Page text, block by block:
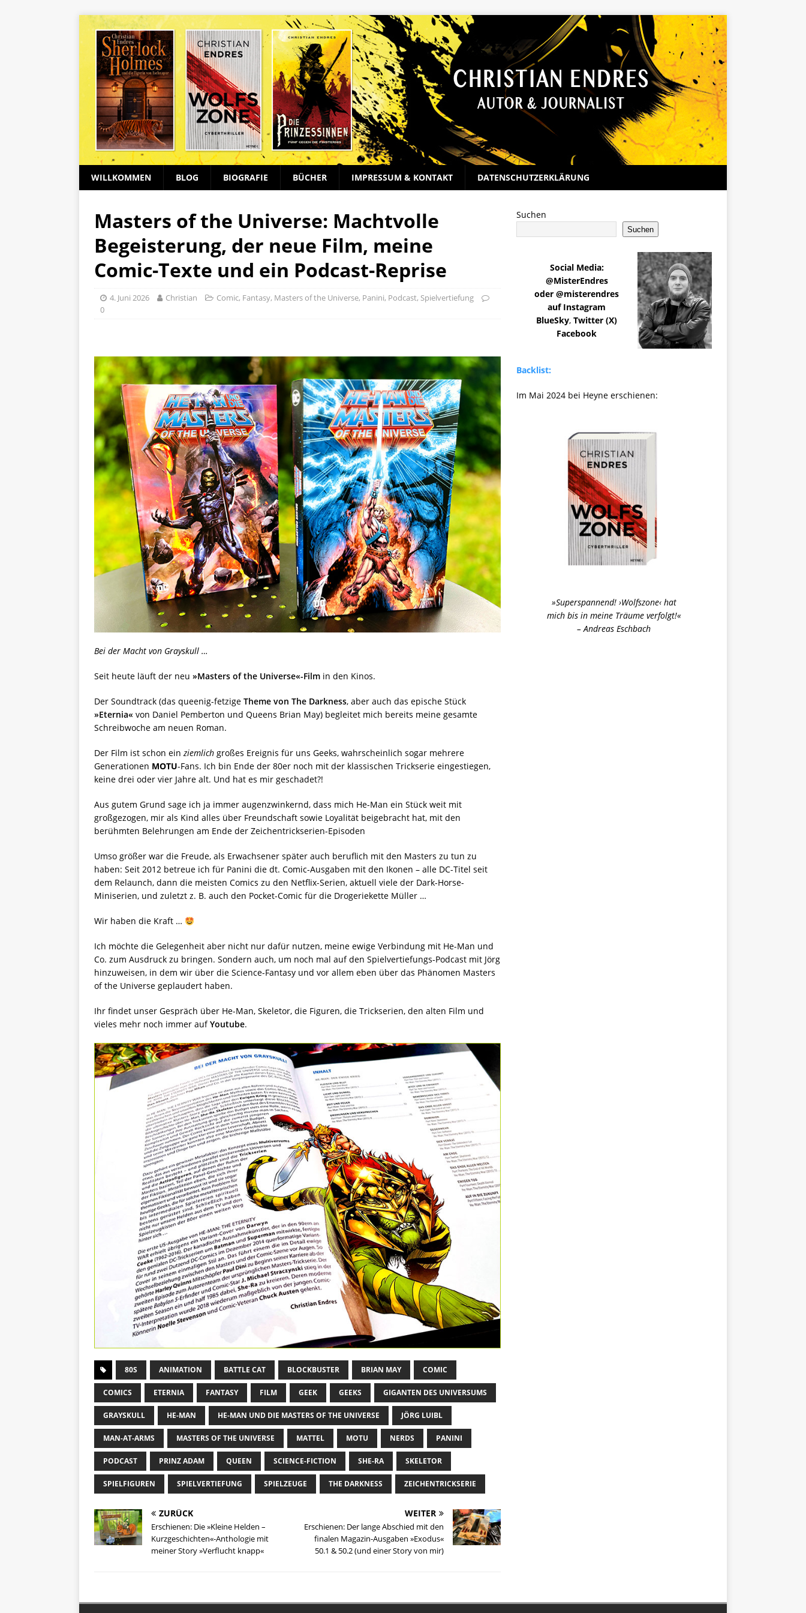
WILLKOMMEN BLOG BIOGRAFIE BÜCHER IMPRESSUM & KONTAKT DATENSCHUTZERKLÄRUNG
Masters of the Universe: Machtvolle
Begeisterung, der neue Film, meine
Comic-Texte und ein Podcast-Reprise
4. Juni 2026 Christian Comic, Fantasy, Masters of the Universe, Panini, Podcast, Spielvertiefung
0
Bei der Macht von Grayskull …
Seit heute läuft der neu »Masters of the Universe«-Film in den Kinos.
Der Soundtrack (das queenig-fetzige Theme von The Darkness, aber auch das epische Stück
»Eternia« von Daniel Pemberton und Queens Brian May) begleitet mich bereits meine gesamte
Schreibwoche am neuen Roman.
Der Film ist schon einziemlich großes Ereignis für uns Geeks, wahrscheinlich sogar mehrere
Generationen MOTU-Fans. Ich bin Ende der 80er noch mit der klassischen Trickserie eingestiegen,
keine drei oder vier Jahre alt. Und hat es mir geschadet?!
Aus gutem Grund sage ich ja immer augenzwinkernd, dass mich He-Man ein Stück weit mit
großgezogen, mir als Kind alles über Freundschaft sowie Loyalität beigebracht hat, mit den
berühmten Belehrungen am Ende der Zeichentrickserien-Episoden
Umso größer war die Freude, als Erwachsener später auch beruflich mit den Masters zu tun zu
haben: Seit 2012 betreue ich für Panini die dt. Comic-Ausgaben mit den Ikonen – alle DC-Titel seit
dem Relaunch, dann die meisten Comics zu den Netflix-Serien, aktuell viele der Dark-Horse-
Miniserien, und zuletzt z. B. auch den Pocket-Comic für die Drogeriekette Müller …
Wir haben die Kraft …
Ich möchte die Gelegenheit aber nicht nur dafür nutzen, meine ewige Verbindung mit He-Man und
Co. zum Ausdruck zu bringen. Sondern auch, um noch mal auf den Spielvertiefungs-Podcast mit Jörg
hinzuweisen, in dem wir über die Science-Fantasy und vor allem eben über das Phänomen Masters
of the Universe geplaudert haben.
Ihr findet unser Gespräch über He-Man, Skeletor, die Figuren, die Trickserien, den alten Film und
vieles mehr noch immer aufYoutube.
80S ANIMATION BATTLE CAT BLOCKBUSTER BRIAN MAY COMIC
COMICS ETERNIA FANTASY FILM GEEK GEEKS GIGANTEN DES UNIVERSUMS
GRAYSKULL HE-MAN HE-MAN UND DIE MASTERS OF THE UNIVERSE JÖRG LUIBL
MAN-AT-ARMS MASTERS OF THE UNIVERSE MATTEL MOTU NERDS PANINI
PODCAST PRINZ ADAM QUEEN SCIENCE-FICTION SHE-RA SKELETOR
SPIELFIGUREN SPIELVERTIEFUNG SPIELZEUGE THE DARKNESS ZEICHENTRICKSERIE
ZURÜCK
Erschienen: Die »Kleine Helden –
Kurzgeschichten«-Anthologie mit
meiner Story »Verflucht knapp«
WEITER
Erschienen: Der lange Abschied mit den
finalen Magazin-Ausgaben »Exodus«
50.1 & 50.2 (und einer Story von mir)
Suchen
Suchen
Social Media:
@MisterEndres
oder @misterendres
auf Instagram
BlueSky,Twitter (X)
Facebook
Backlist:
Im Mai 2024 bei Heyne erschienen:
»Superspannend! ›Wolfszone‹ hat
mich bis in meine Träume verfolgt!«
– Andreas Eschbach